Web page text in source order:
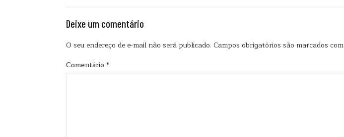
Deixe um comentário
O seu endereço de e-mail não será publicado. Campos obrigatórios são marcados com
Comentário *